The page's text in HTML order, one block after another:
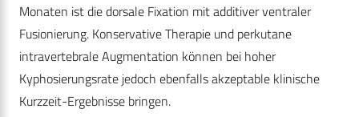
Monaten ist die dorsale Fixation mit additiver ventraler
Fusionierung. Konservative Therapie und perkutane
intravertebrale Augmentation können bei hoher
Kyphosierungsrate jedoch ebenfalls akzeptable klinische
Kurzzeit-Ergebnisse bringen.